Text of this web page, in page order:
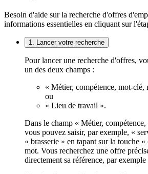
Besoin d'aide sur la recherche d'offres
informations essentielles en cliquant sur
1. Lancer votre recherche
Pour lancer une recherche d'offres,
un des deux champs :
« Métier, compétence, mot-clé,
ou
« Lieu de travail ».
Dans le champ « Métier,
vous pouvez saisir, par exemple, «
« brasserie » en tapant sur la touche
mot. Vous recherchez une offre
directement sa référence, par